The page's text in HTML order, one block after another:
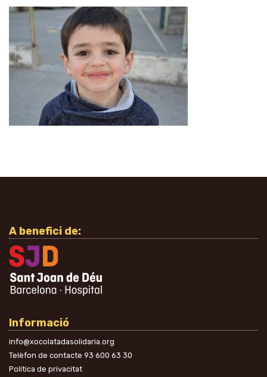
A benefici de:
Informació
info@xocolatadasolidaria.org
Telèfon de contacte 93 600 63 30
Política de privacitat